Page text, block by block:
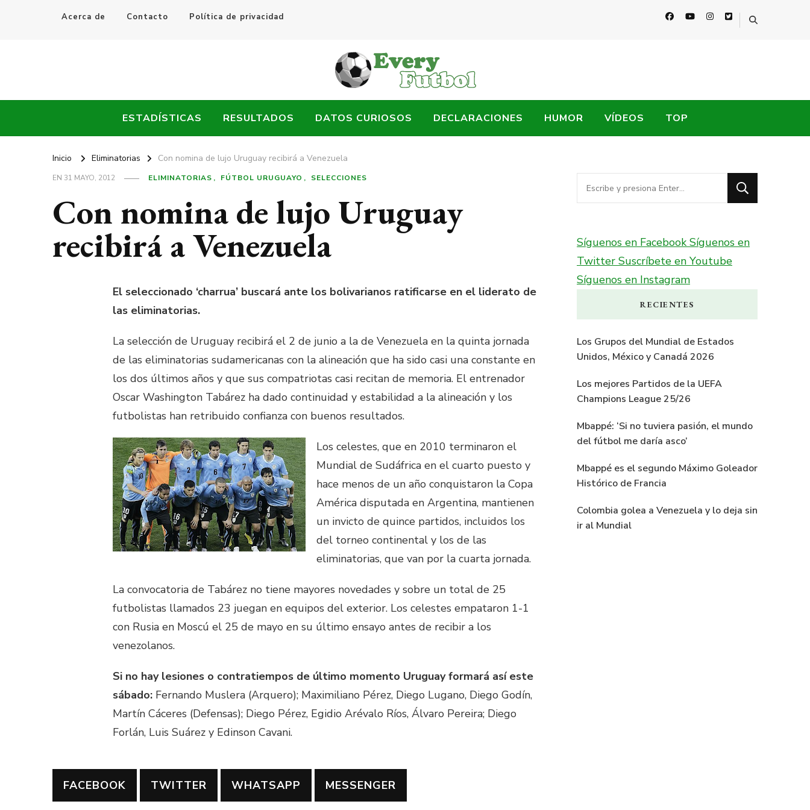
Acerca de Contacto Política de privacidad
Every Fútbol
ESTADÍSTICAS RESULTADOS DATOS CURIOSOS DECLARACIONES HUMOR VÍDEOS TOP
Inicio Eliminatorias Con nomina de lujo Uruguay recibirá a Venezuela
EN 31 MAYO, 2012 ELIMINATORIAS FÚTBOL URUGUAYO SELECCIONES
Con nomina de lujo Uruguay
recibirá a Venezuela
El seleccionado ‘charrua’ buscará ante los bolivarianos ratificarse en el liderato de
las eliminatorias.
La selección de Uruguay recibirá el 2 de junio a la de Venezuela en la quinta jornada
de las eliminatorias sudamericanas con la alineación que ha sido casi una constante en
los dos últimos años y que sus compatriotas casi recitan de memoria. El entrenador
Oscar Washington Tabárez ha dado continuidad y estabilidad a la alineación y los
futbolistas han retribuido confianza con buenos resultados.
Los celestes, que en 2010 terminaron el
Mundial de Sudáfrica en el cuarto puesto y
hace menos de un año conquistaron la Copa
América disputada en Argentina, mantienen
un invicto de quince partidos, incluidos los
del torneo continental y los de las
eliminatorias, que van por la cuarta jornada.
La convocatoria de Tabárez no tiene mayores novedades y sobre un total de 25
futbolistas llamados 23 juegan en equipos del exterior. Los celestes empataron 1-1
con Rusia en Moscú el 25 de mayo en su último ensayo antes de recibir a los
venezolanos.
Si no hay lesiones o contratiempos de último momento Uruguay formará así este
sábado: Fernando Muslera (Arquero); Maximiliano Pérez, Diego Lugano, Diego Godín,
Martín Cáceres (Defensas); Diego Pérez, Egidio Arévalo Ríos, Álvaro Pereira; Diego
Forlán, Luis Suárez y Edinson Cavani.
FACEBOOK TWITTER WHATSAPP MESSENGER
¿Buscas
algo?
Síguenos en FacebookSíguenos en
Twitter Suscríbete en Youtube
Síguenos en Instagram
RECIENTES
Los Grupos del Mundial de Estados
Unidos, México y Canadá 2026
Los mejores Partidos de la UEFA
Champions League 25/26
Mbappé: ‘Si no tuviera pasión, el mundo
del fútbol me daría asco’
Mbappé es el segundo Máximo Goleador
Histórico de Francia
Colombia golea a Venezuela y lo deja sin
ir al Mundial